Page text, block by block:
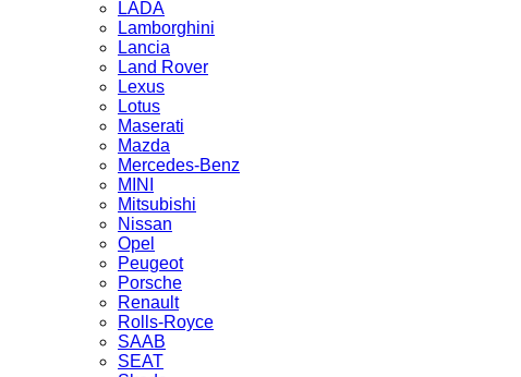
LADA
Lamborghini
Lancia
Land Rover
Lexus
Lotus
Maserati
Mazda
Mercedes-Benz
MINI
Mitsubishi
Nissan
Opel
Peugeot
Porsche
Renault
Rolls-Royce
SAAB
SEAT